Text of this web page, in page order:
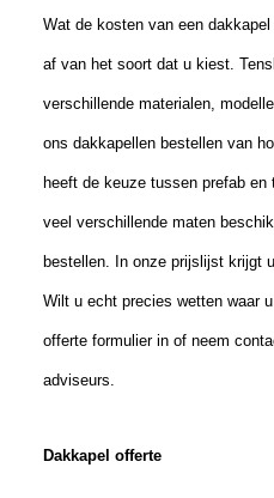
Wat de kosten van een
af van het soort dat u kiest.
verschillende materialen,
ons dakkapellen bestellen van
heeft de keuze tussen prefab
veel verschillende maten
bestellen. In onze prijslijst krijgt
Wilt u echt precies wetten waar
offerte formulier in of neem
adviseurs.
Dakkapel offerte